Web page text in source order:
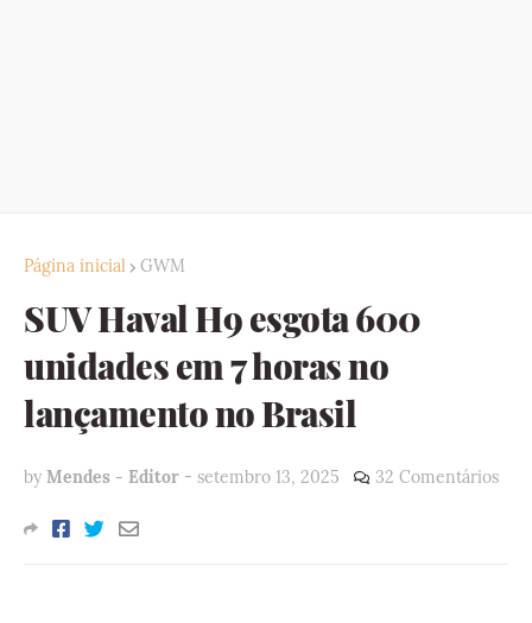
Página inicial GWM
SUV Haval H9 esgota 600
unidades em 7 horas no
lançamento no Brasil
by Mendes - Editor - setembro 13, 2025 32 Comentários